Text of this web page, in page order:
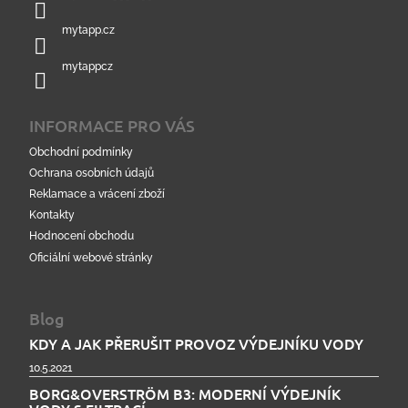
mytapp.cz
mytappcz
INFORMACE PRO VÁS
Obchodní podmínky
Ochrana osobních údajů
Reklamace a vrácení zboží
Kontakty
Hodnocení obchodu
Oficiální webové stránky
Blog
KDY A JAK PŘERUŠIT PROVOZ VÝDEJNÍKU VODY
10.5.2021
BORG&OVERSTRÖM B3: MODERNÍ VÝDEJNÍK